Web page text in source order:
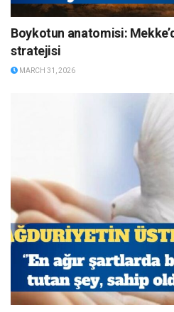
Boykotun anatomisi:
stratejisi
MARCH 31, 2026